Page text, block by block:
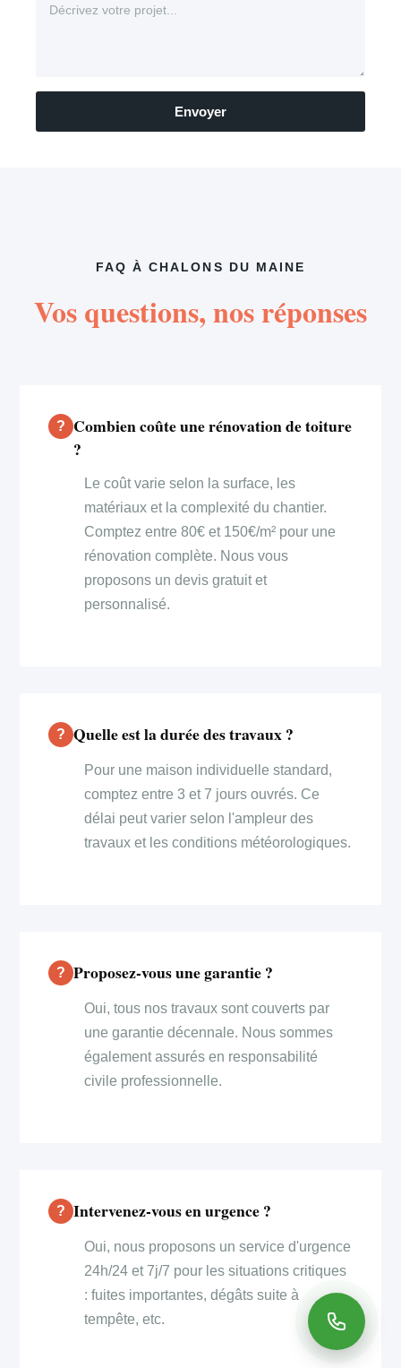
Envoyer
FAQ À CHALONS DU MAINE
Vos questions, nos réponses
Combien coûte une rénovation de toiture
?
Le coût varie selon la surface, les
matériaux et la complexité du chantier.
Comptez entre 80€ et 150€/m² pour une
rénovation complète. Nous vous
proposons un devis gratuit et
personnalisé.
Quelle est la durée des travaux ?
Pour une maison individuelle standard,
comptez entre 3 et 7 jours ouvrés. Ce
délai peut varier selon l'ampleur des
travaux et les conditions météorologiques.
Proposez-vous une garantie ?
Oui, tous nos travaux sont couverts par
une garantie décennale. Nous sommes
également assurés en responsabilité
civile professionnelle.
Intervenez-vous en urgence ?
Oui, nous proposons un service d'urgence
24h/24 et 7j/7 pour les situations critiques
: fuites importantes, dégâts suite à
tempête, etc.